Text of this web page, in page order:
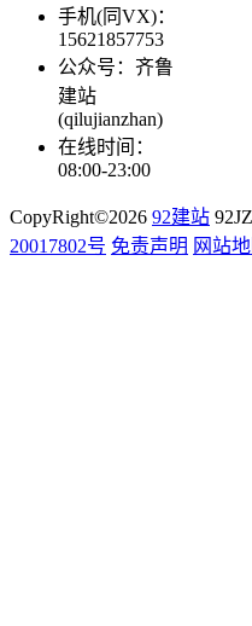
手机(同VX)：
15621857753
公众号：齐鲁
建站
(qilujianzhan)
在线时间：
08:00-23:00
CopyRight©2026 92建站
20017802号 免责声明 网站